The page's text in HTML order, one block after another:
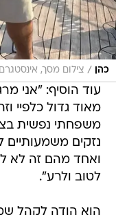
כהן / צילום מסך, אינסטגרם
עוד הוסיף: "אני
מאוד גדול כלפיי
משפחתי נפשית
נזקים משמעותיים
ואחד מהם זה לא
לטוב ולרע".
הוא הודה לקהל